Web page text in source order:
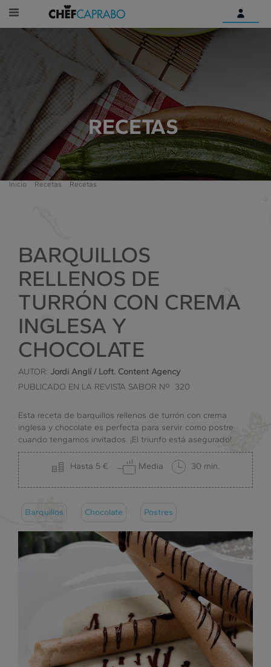
Identifícate
¿Aún no tienes una cuenta
digital?
Empieza aquí
RECETAS
Inicio Recetas Recetas
BARQUILLOS
RELLENOS DE
TURRÓN CON CREMA
INGLESA Y
CHOCOLATE
AUTOR: Jordi Anglí / Loft. Content Agency
PUBLICADO EN LA REVISTA SABOR Nº 320
Esta receta de barquillos rellenos de turrón con crema
inglesa y chocolate es perfecta para servir como postre
cuando tengamos invitados. ¡El triunfo está asegurado!
Hasta 5 € Media 30 min.
Barquillos Chocolate Postres